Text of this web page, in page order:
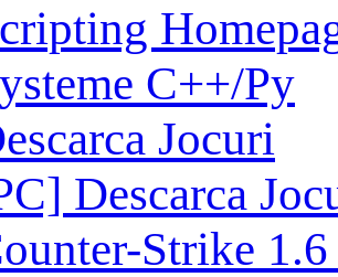
C++/Py
Jocuri
Descarca
Strike 1.6